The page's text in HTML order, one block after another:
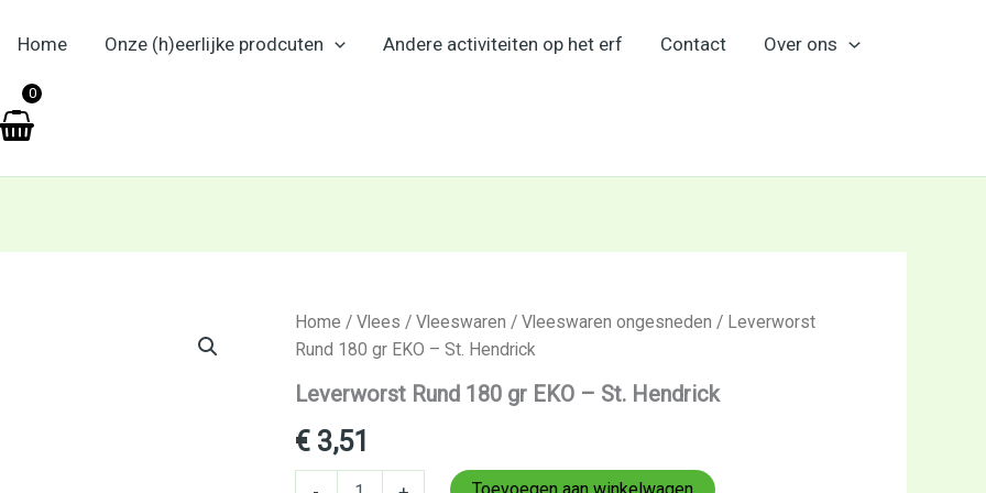
Home Onze (h)eerlijke prodcuten Andere activiteiten op het erf Contact Over ons
0
Home / Vlees / Vleeswaren / Vleeswaren ongesneden / Leverworst
Rund 180 gr EKO – St. Hendrick
Leverworst Rund 180 gr EKO – St. Hendrick
€3,51
Leverworst
Rund
gr
EKO
–
St.
Hendrick